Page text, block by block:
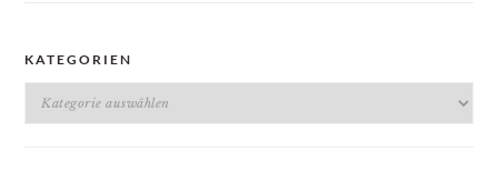
KATEGORIEN
Kategorien